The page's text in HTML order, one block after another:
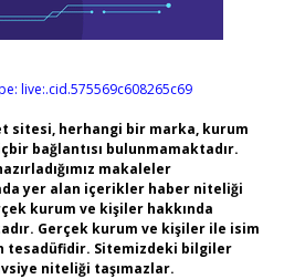
live:.cid.575569c608265c69
sitesi, herhangi bir marka, kurum
bağlantısı bulunmamaktadır.
makaleler
yer alan içerikler haber niteliği
kurum ve kişiler hakkında
Gerçek kurum ve kişiler ile isim
tesadüfidir. Sitemizdeki bilgiler
niteliği taşımazlar.